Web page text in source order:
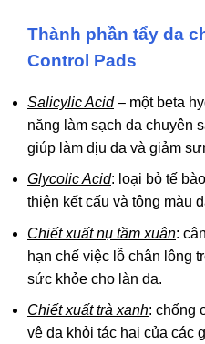
Thành phần tẩy da
Control Pads
Salicylic Acid– một beta
năng làm sạch da chuyên
giúp làm dịu da và giảm
Glycolic Acid: loại bỏ tế
thiện kết cấu và tông màu
Chiết xuất nụ tầm xuân:
hạn chế việc lỗ chân lông
sức khỏe cho làn da.
Chiết xuất trà xanh: chống
vệ da khỏi tác hại của các